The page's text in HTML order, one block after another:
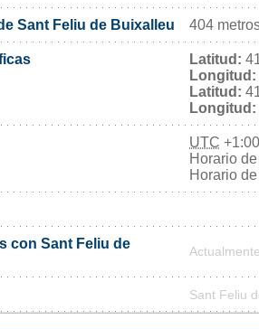
Sant Feliu de Buixalleu 404
Latitud:
Longitud:
Latitud:
Longitud:
UTC
Horario
Horario
con Sant Feliu de
Sant Feliu